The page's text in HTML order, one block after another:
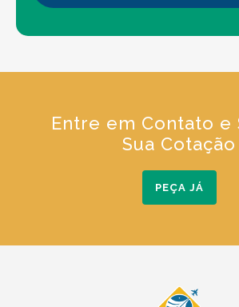
Entre em Contato e
Sua Cotação
PEÇA JÁ